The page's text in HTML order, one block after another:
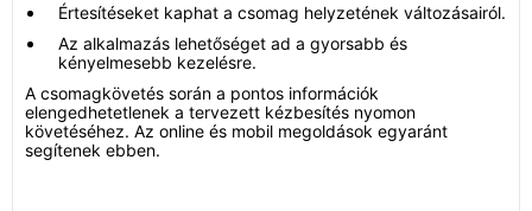
Értesítéseket kaphat a csomag helyzetének változásairól.
Az alkalmazás lehetőséget ad a gyorsabb és
kényelmesebb kezelésre.
A csomagkövetés során a pontos információk
elengedhetetlenek a tervezett kézbesítés nyomon
követéséhez. Az online és mobil megoldások egyaránt
segítenek ebben.